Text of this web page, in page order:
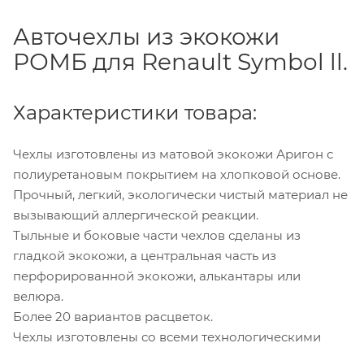
Авточехлы из экокожи
РОМБ для Renault Symbol ll.
Характеристики товара:
Чехлы изготовлены из матовой экокожи Аригон с
полиуретановым покрытием на хлопковой основе.
Прочный, легкий, экологически чистый материал не
вызывающий аллергической реакции.
Тыльные и боковые части чехлов сделаны из
гладкой экокожи, а центральная часть из
перфорированной экокожи, алькантары или
велюра.
Более 20 вариантов расцветок.
Чехлы изготовлены со всеми технологическими